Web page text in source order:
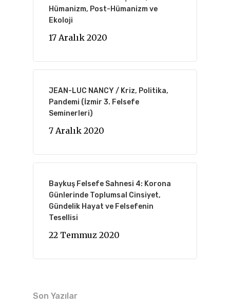
Hümanizm, Post-Hümanizm ve
Ekoloji
17 Aralık 2020
JEAN-LUC NANCY / Kriz, Politika,
Pandemi (İzmir 3. Felsefe
Seminerleri)
7 Aralık 2020
Baykuş Felsefe Sahnesi 4: Korona
Günlerinde Toplumsal Cinsiyet,
Gündelik Hayat ve Felsefenin
Tesellisi
22 Temmuz 2020
Son Yazılar